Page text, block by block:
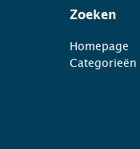
Zoeken
Homepage
Categorieën